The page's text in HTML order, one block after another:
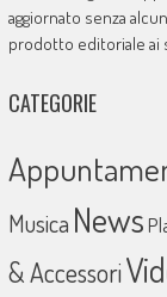
aggiornato senza
prodotto editoriale ai
CATEGORIE
Musica News
& Accessori